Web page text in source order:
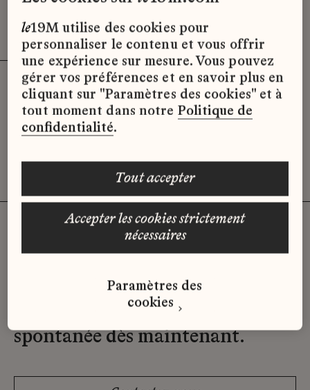
Effacer les filtres (2) x
Désolé, il semble qu’il n’y ait pas
d’offres d’emploi disponibles pour le
moment.
qui correspond à votre profil ?
Envoyez-nous votre candidature
spontanée dès maintenant.
le19M utilise des cookies pour
personnaliser le contenu et vous offrir
une expérience sur mesure. Vous pouvez
gérer vos préférences et en savoir plus en
cliquant sur "Paramètres des cookies" et à
tout moment dans notre Politique de
confidentialité.
accepter les cookies strictement
nécessaires
tout accepter
Paramètres des
cookies